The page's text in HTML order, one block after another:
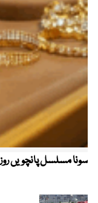
سونا مسلسل پانچویں